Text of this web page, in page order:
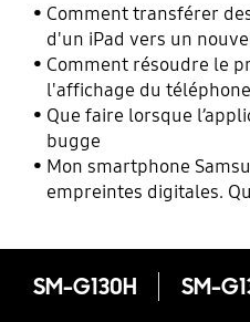
Comment transférer
d'un iPad vers un
Smart Switch ?
Comment résoudre le
l'affichage du
Que faire lorsque
bugge
Mon smartphone
empreintes digitales.
SM-G130H SM-